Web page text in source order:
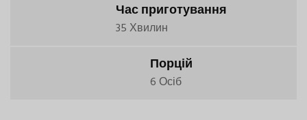
Час приготування
35 Хвилин
Порцій
6 Осіб